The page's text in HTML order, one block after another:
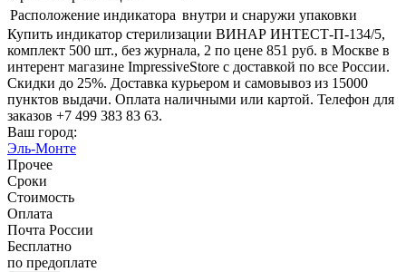
Расположение индикатора внутри и снаружи упаковки
Купить индикатор стерилизации ВИНАР ИНТЕСТ-П-134/5,
комплект 500 шт., без журнала, 2 по цене 851 руб. в Москве в
интерент магазине ImpressiveStore с доставкой по все России.
Скидки до 25%. Доставка курьером и самовывоз из 15000
пунктов выдачи. Оплата наличными или картой. Телефон для
заказов +7 499 383 83 63.
Ваш город:
Эль-Монте
Прочее
Сроки
Стоимость
Оплата
Почта России
Бесплатно
по предоплате